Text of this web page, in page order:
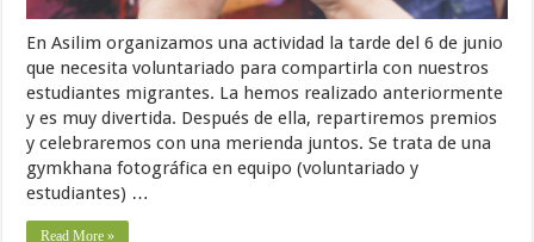
En Asilim organizamos una actividad la tarde del 6 de junio
que necesita voluntariado para compartirla con nuestros
estudiantes migrantes. La hemos realizado anteriormente
y es muy divertida. Después de ella, repartiremos premios
y celebraremos con una merienda juntos. Se trata de una
gymkhana fotográfica en equipo (voluntariado y
estudiantes) …
Read More »